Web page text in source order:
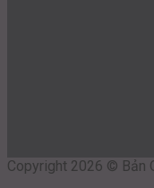
Copyright 2026 © Bản